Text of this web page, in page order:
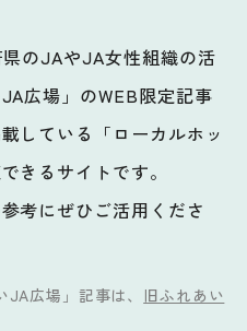
のJAやJA女性組織の活
広場」のWEB限定記事
している「ローカルホッ
きるサイトです。
考にぜひご活用くださ
広場」記事は、 旧ふれあい